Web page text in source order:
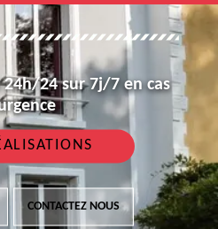
24 sur 7j/7 en cas
CONTACTEZ NOUS